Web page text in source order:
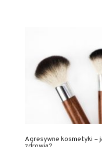
Agresywne kosmetyki –